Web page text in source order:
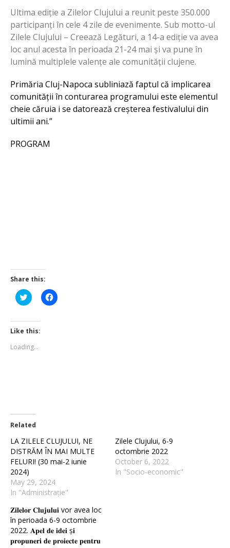
Ultima ediție a Zilelor Clujului a reunit peste 350.000
participanți în cele 4 zile de evenimente. Sub motto-ul
Zilele Clujului – Creează Legături, a 14-a ediție va avea
loc anul acesta în perioada 21-24 mai și va pune în
lumină multiplele valențe ale comunității clujene.
Primăria Cluj-Napoca subliniază faptul că implicarea
comunității în conturarea programului este elementul
cheie căruia i se datorează creșterea festivalului din
ultimii ani.”
PROGRAM
Share this:
Click
to
Twitter
(Opens
in
window)
Click
to
Like this:
Loading...
Related
LA ZILELE CLUJULUI, NE
DISTRĂM ÎN MAI MULTE
FELURI! (30 mai-2 iunie
2024)
May 29, 2024
In "Administrație"
Zilele Clujului, 6-9
octombrie 2022
October 6, 2022
In "Socio-economic"
𝐙𝐢𝐥𝐞𝐥𝐨𝐫 𝐂𝐥𝐮𝐣𝐮𝐥𝐮𝐢 vor avea loc
în perioada 6-9 octombrie
2022. 𝐀𝐩𝐞𝐥 𝐝𝐞 𝐢𝐝𝐞𝐢 ș𝐢
𝐩𝐫𝐨𝐩𝐮𝐧𝐞𝐫𝐢 𝐝𝐞 𝐩𝐫𝐨𝐢𝐞𝐜𝐭𝐞 𝐩𝐞𝐧𝐭𝐫𝐮